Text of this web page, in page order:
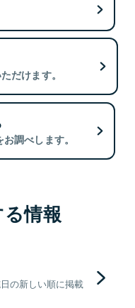
だけます。
調べします。
情報
の新しい順に掲載